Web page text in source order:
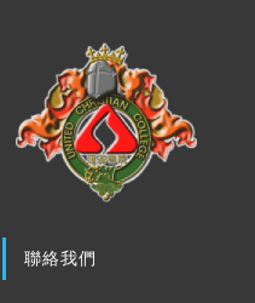
聯絡我們